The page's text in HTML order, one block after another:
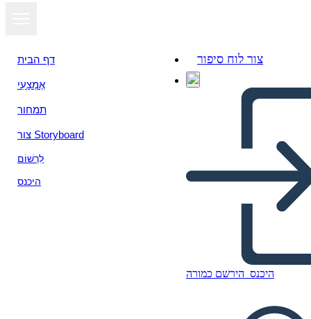
דף הבית
אֶמְצָעִי
תמחור
צור Storyboard
לִרְשׁוֹם
היכנס
צור לוח סיפור
היכנס הירשם כמורה